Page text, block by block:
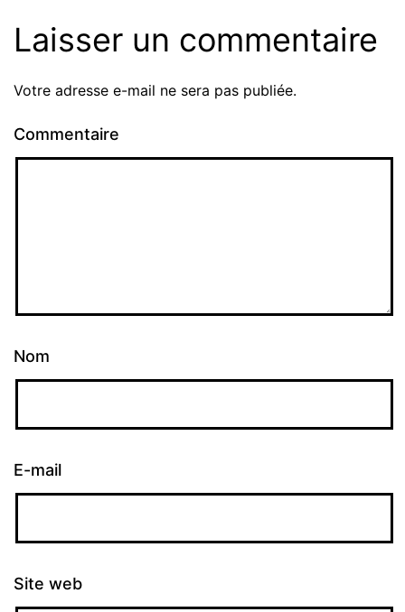
Laisser un commentaire
Votre adresse e-mail ne sera pas publiée.
Commentaire
Nom
E-mail
Site web